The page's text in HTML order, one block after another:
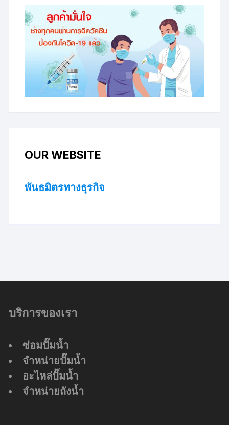
OUR WEBSITE
พันธมิตรทางธุรกิจ
บริการของเรา
ซ่อมปั๊มน้ำ
จำหน่ายปั๊มน้ำ
อะไหล่ปั๊มน้ำ
จำหน่ายถังน้ำ